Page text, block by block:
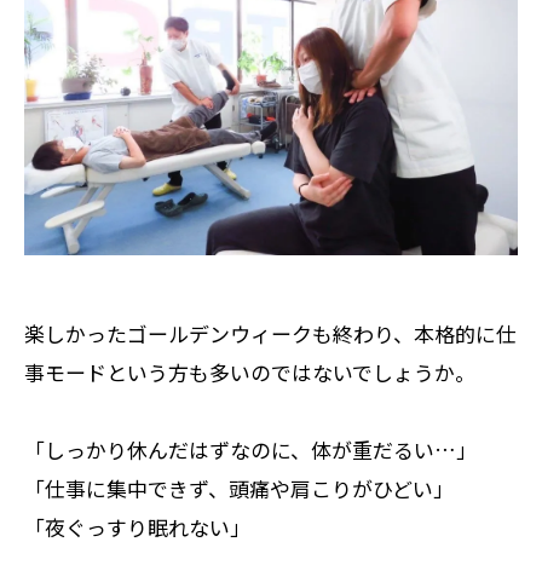
楽しかったゴールデンウィークも終わり、本格的に仕
事モードという方も多いのではないでしょうか。
「しっかり休んだはずなのに、体が重だるい…」
「仕事に集中できず、頭痛や肩こりがひどい」
「夜ぐっすり眠れない」